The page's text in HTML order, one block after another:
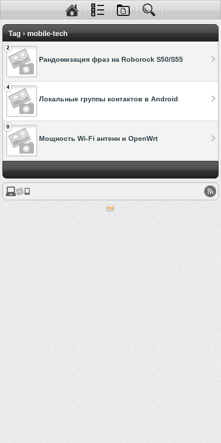
Tag › mobile-tech
2
Рандомизация фраз на Roborock S50/S55
4
Локальные группы контактов в Android
0
Мощность Wi-Fi антенн и OpenWrt